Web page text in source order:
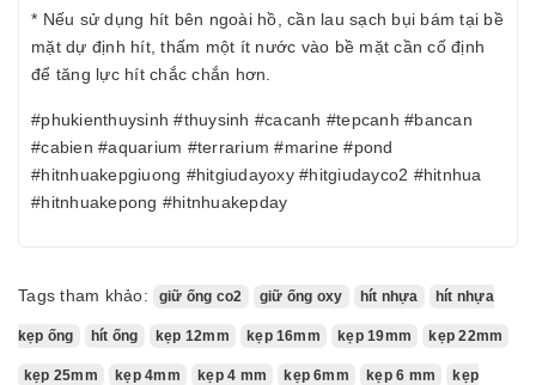
* Nếu sử dụng hít bên ngoài hồ, cần lau sạch bụi bám tại bề
mặt dự định hít, thấm một ít nước vào bề mặt cần cố định
để tăng lực hít chắc chắn hơn.
#phukienthuysinh #thuysinh #cacanh #tepcanh #bancan
#cabien #aquarium #terrarium #marine #pond
#hitnhuakepgiuong #hitgiudayoxy #hitgiudayco2 #hitnhua
#hitnhuakepong #hitnhuakepday
Tags tham khảo: giữ ống co2 giữ ống oxy hít nhựa hít nhựa
kẹp ống hít ống kẹp 12mm kẹp 16mm kẹp 19mm kẹp 22mm
kẹp 25mm kẹp 4mm kẹp 4 mm kẹp 6mm kẹp 6 mm kẹp